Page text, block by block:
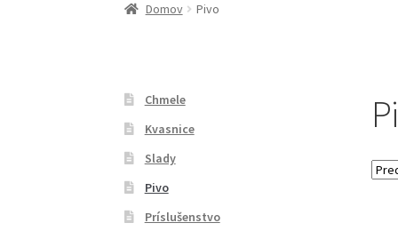
Domov Pivo
Chmele
Kvasnice
Slady
Pivo
Príslušenstvo